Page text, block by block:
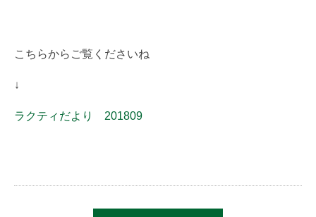
こちらからご覧くださいね
↓
ラクティだより 201809